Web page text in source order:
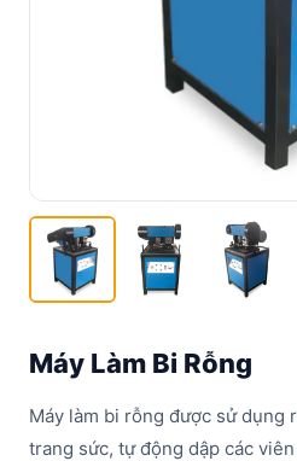
Máy Làm Bi Rỗng
Máy làm bi rỗng được sử dụng
trang sức, tự động dập các